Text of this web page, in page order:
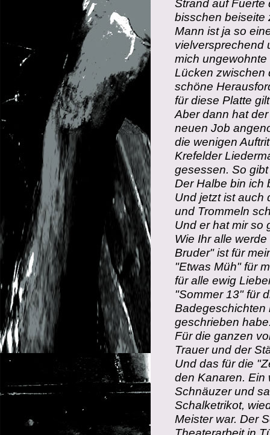
Strand auf Fuerte
bisschen beiseite
Mann ist ja so
vielversprechend
mich
Lücken zwischen
schöne
für diese Platte
Aber dann hat
neuen Job
die wenigen
Krefelder
gesessen. So
Der Halbe bin ich
Und jetzt ist auch
und Trommeln
Und er hat mir so
Wie Ihr alle
Bruder" ist für
"Etwas Müh" für
für alle ewig
"Sommer 13" für
Badegeschichten
geschrieben
Für die ganzen
Trauer und der
Und das für die
den Kanaren. Ein
Schnäuzer und
Schalketrikot,
Meister war. Der